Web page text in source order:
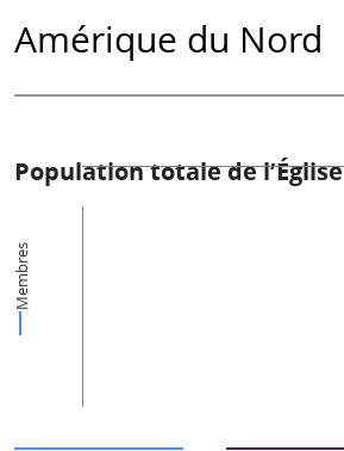
Amérique du Nord
Population totale de l’Église
Membres